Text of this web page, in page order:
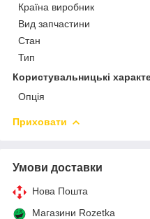
Країна виробник
Вид запчастини
Стан
Тип
Користувальницькі
Опція
Приховати
Умови доставки
Нова Пошта
Магазини Rozetka